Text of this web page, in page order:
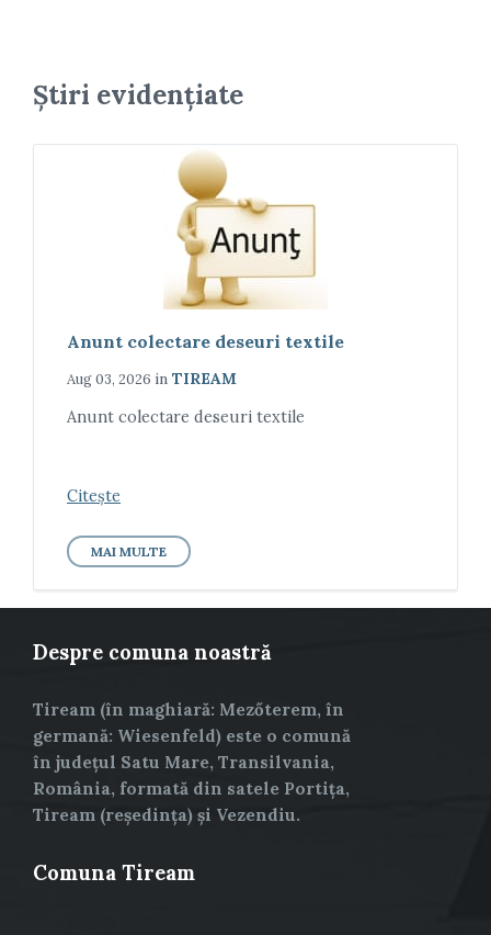
Știri evidențiate
Anunt colectare deseuri textile
Aug 03, 2026 in TIREAM
Anunt colectare deseuri textile
Citește
MAI MULTE
Despre comuna noastră
Tiream (în maghiară: Mezőterem, în
germană: Wiesenfeld) este o comună
în județul Satu Mare, Transilvania,
România, formată din satele Portița,
Tiream (reședința) și Vezendiu.
Comuna Tiream